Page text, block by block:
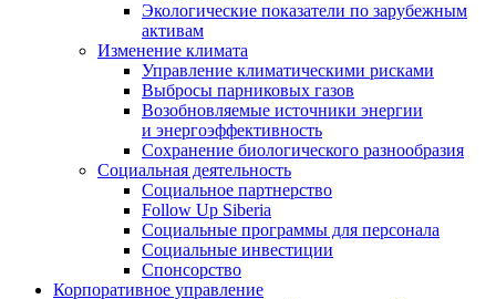
Экологические показатели по зарубежным
активам
Изменение климата
Управление климатическими рисками
Выбросы парниковых газов
Возобновляемые источники энергии
и энергоэффективность
Сохранение биологического разнообразия
Социальная деятельность
Социальное партнерство
Follow Up Siberia
Социальные программы для персонала
Социальные инвестиции
Спонсорство
Корпоративное управление